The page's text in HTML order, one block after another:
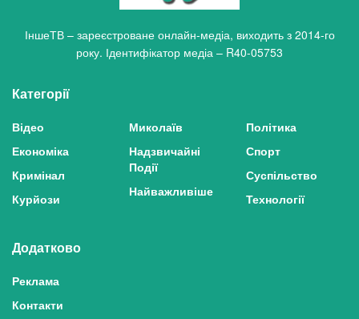
ІншеТВ – зареєстроване онлайн-медіа, виходить з 2014-го
року. Ідентифікатор медіа – R40-05753
Категорії
Відео
Економіка
Кримінал
Курйози
Миколаїв
Надзвичайні
Події
Найважливіше
Політика
Спорт
Суспільство
Технології
Додатково
Реклама
Контакти